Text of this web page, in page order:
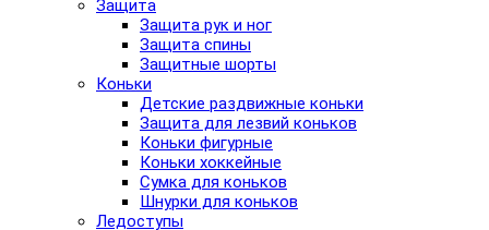
Защита
Защита рук и ног
Защита спины
Защитные шорты
Коньки
Детские раздвижные коньки
Защита для лезвий коньков
Коньки фигурные
Коньки хоккейные
Сумка для коньков
Шнурки для коньков
Ледоступы